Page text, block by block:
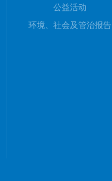
公益活动
环境、社会及管治报告